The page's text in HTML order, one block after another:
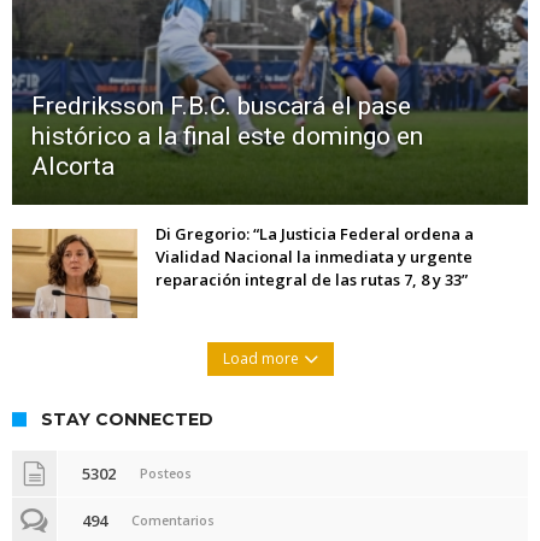
Fredriksson F.B.C. buscará el pase
histórico a la final este domingo en
Alcorta
Di Gregorio: “La Justicia Federal ordena a
Vialidad Nacional la inmediata y urgente
reparación integral de las rutas 7, 8 y 33”
Load more
STAY CONNECTED
5302 Posteos
494 Comentarios